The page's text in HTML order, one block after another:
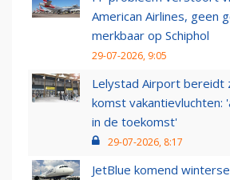
American Airlines, geen
merkbaar op Schiphol
29-07-2026, 9:05
Lelystad Airport bereidt
komst vakantievluchten:
in de toekomst'
29-07-2026, 8:17
JetBlue komend